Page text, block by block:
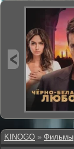
KINOGO » Фильмы